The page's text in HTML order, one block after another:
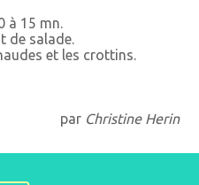
à 15 mn.
de salade.
et les crottins.
par Christine Herin